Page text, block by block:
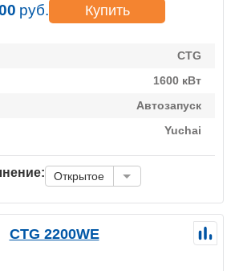
руб. Купить
CTG
1600 кВт
Автозапуск
Yuchai
Открытое
CTG 2200WE